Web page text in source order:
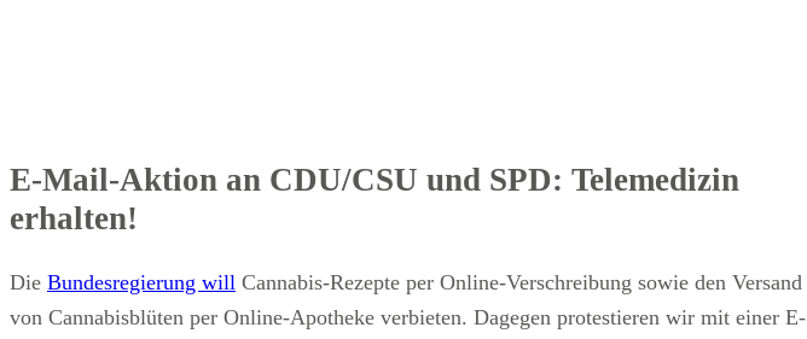
E-Mail-Aktion an CDU/CSU und SPD: Telemedizin
erhalten!
Die Bundesregierung will Cannabis-Rezepte per Online-Verschreibung sowie den Versand
von Cannabisblüten per Online-Apotheke verbieten. Dagegen protestieren wir mit einer E-